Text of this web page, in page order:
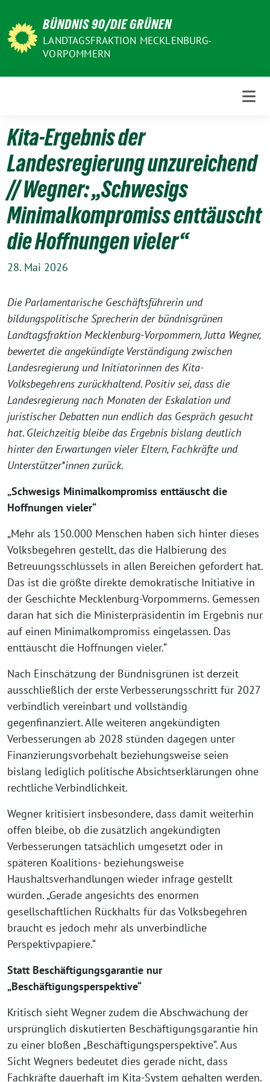
zum
Inhalt
BÜNDNIS 90/DIE GRÜNEN
LANDTAGSFRAKTION MECKLENBURG-
VORPOMMERN
Kita-Ergebnis der
Landesregierung unzureichend
// Wegner: „Schwesigs
Minimalkompromiss enttäuscht
die Hoffnungen vieler“
28. Mai 2026
Die Parlamentarische Geschäftsführerin und
bildungspolitische Sprecherin der bündnisgrünen
Landtagsfraktion Mecklenburg-Vorpommern, Jutta Wegner,
bewertet die angekündigte Verständigung zwischen
Landesregierung und Initiatorinnen des Kita-
Volksbegehrens zurückhaltend. Positiv sei, dass die
Landesregierung nach Monaten der Eskalation und
juristischer Debatten nun endlich das Gespräch gesucht
hat. Gleichzeitig bleibe das Ergebnis bislang deutlich
hinter den Erwartungen vieler Eltern, Fachkräfte und
Unterstützer*innen zurück.
„Schwesigs Minimalkompromiss enttäuscht die
Hoffnungen vieler“
„Mehr als 150.000 Menschen haben sich hinter dieses
Volksbegehren gestellt, das die Halbierung des
Betreuungsschlüssels in allen Bereichen gefordert hat.
Das ist die größte direkte demokratische Initiative in
der Geschichte Mecklenburg-Vorpommerns. Gemessen
daran hat sich die Ministerpräsidentin im Ergebnis nur
auf einen Minimalkompromiss eingelassen. Das
enttäuscht die Hoffnungen vieler.“
Nach Einschätzung der Bündnisgrünen ist derzeit
ausschließlich der erste Verbesserungsschritt für 2027
verbindlich vereinbart und vollständig
gegenfinanziert. Alle weiteren angekündigten
Verbesserungen ab 2028 stünden dagegen unter
Finanzierungsvorbehalt beziehungsweise seien
bislang lediglich politische Absichtserklärungen ohne
rechtliche Verbindlichkeit.
Wegner kritisiert insbesondere, dass damit weiterhin
offen bleibe, ob die zusätzlich angekündigten
Verbesserungen tatsächlich umgesetzt oder in
späteren Koalitions- beziehungsweise
Haushaltsverhandlungen wieder infrage gestellt
würden. „Gerade angesichts des enormen
gesellschaftlichen Rückhalts für das Volksbegehren
braucht es jedoch mehr als unverbindliche
Perspektivpapiere.“
Statt Beschäftigungsgarantie nur
„Beschäftigungsperspektive“
Kritisch sieht Wegner zudem die Abschwächung der
ursprünglich diskutierten Beschäftigungsgarantie hin
zu einer bloßen „Beschäftigungsperspektive“. Aus
Sicht Wegners bedeutet dies gerade nicht, dass
Fachkräfte dauerhaft im Kita-System gehalten werden.